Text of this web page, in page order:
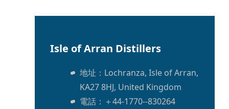
Isle of Arran Distillers
地址：Lochranza, Isle of Arran,
KA27 8HJ, United Kingdom
電話：＋44-1770--830264